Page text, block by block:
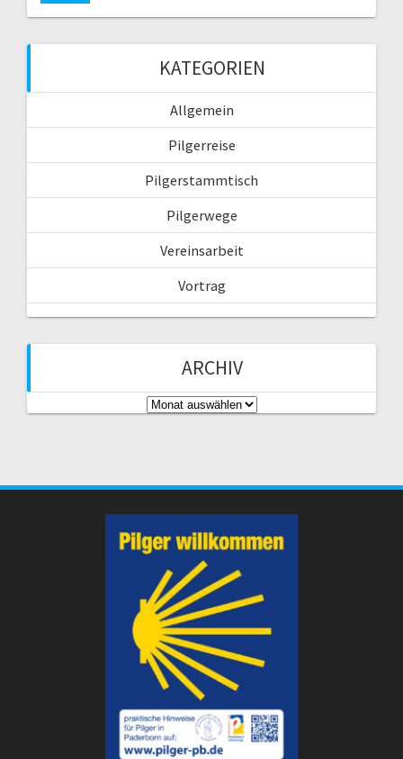
e
a
c
h
KATEGORIEN
Allgemein
Pilgerreise
Pilgerstammtisch
Pilgerwege
Vereinsarbeit
Vortrag
ARCHIV
A
i